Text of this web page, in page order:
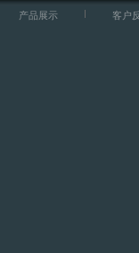
产品展示 客户